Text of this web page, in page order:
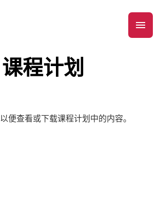
课程计划
以便查看或下载课程计划中的内容。